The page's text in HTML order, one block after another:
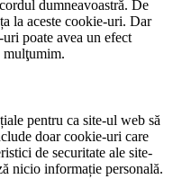
dumneavoastră. De
la aceste cookie-uri. Dar
poate avea un efect
mulţumim.
pentru ca site-ul web să
doar cookie-uri care
de securitate ale site-
nicio informație personală.